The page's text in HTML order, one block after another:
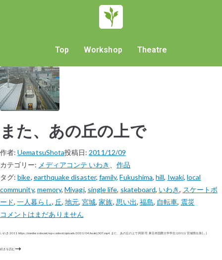
Top Workshop Theatre
また、あの丘の上で
作者:UematsuShota投稿日: 2011/12/09
カテゴリー: メディアコンテ いわき 、作品
タグ:bike, earthquake disaster, family,Fukushima,hill, Iwaki, local
community, memory,Miyagi, single life, skateboard, いわき, スケートボ
ード,一人暮らし, 丘, 地元,宮城,家族, 思い出, 福島, 自転車, 震災
コメントはまだありません
いわき 2011 https://mediaconte.net/wp-content/uploads/2021/04/iwaki_007.mp4 また、あの丘の上で 阿部 司 東日本国際大学学生 (2011) 宮城県出身 […]
続きを読む